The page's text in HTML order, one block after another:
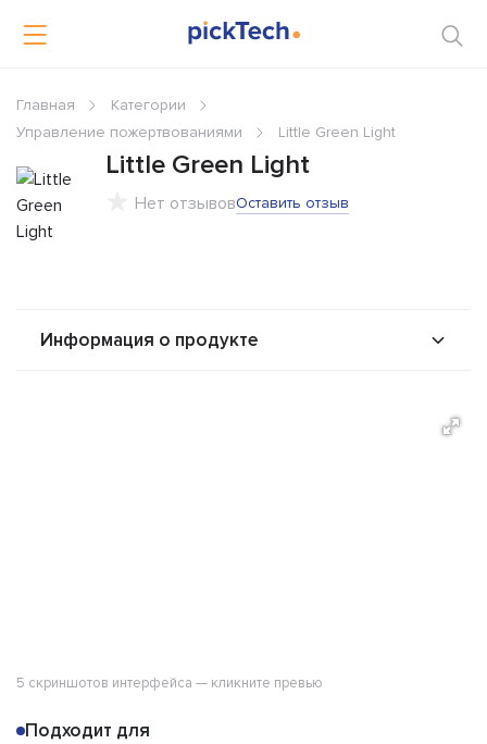
Главная
Категории
Управление пожертвованиями
Little Green Light
Little Green Light
Нет отзывовОставить отзыв
Информация о продукте
5 скриншотов интерфейса — кликните превью
Подходит для